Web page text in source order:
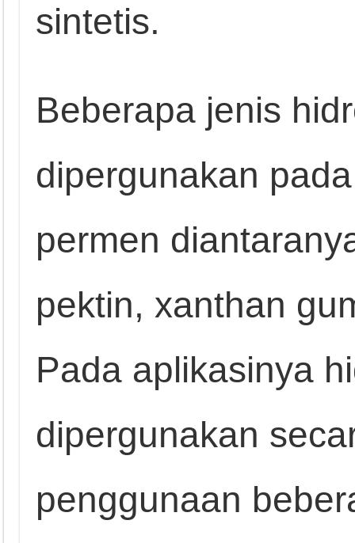
sintetis.
Beberapa jenis
dipergunakan
permen
pektin, xanthan
Pada aplikasinya
dipergunakan
penggunaan